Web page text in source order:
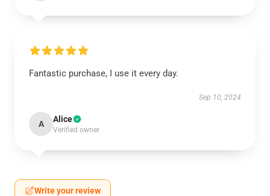
Fantastic purchase, I use it every day.
Sep 10, 2024
A Alice
Verified owner
Write your review